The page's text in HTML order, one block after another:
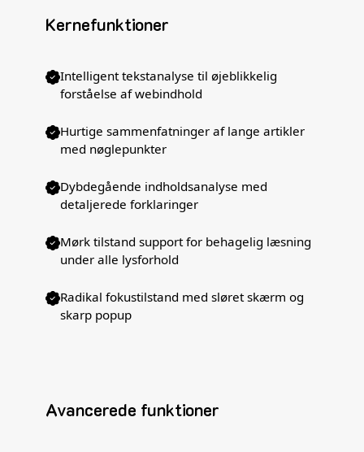
Kernefunktioner
Intelligent tekstanalyse til øjeblikkelig
forståelse af webindhold
Hurtige sammenfatninger af lange artikler
med nøglepunkter
Dybdegående indholdsanalyse med
detaljerede forklaringer
Mørk tilstand support for behagelig læsning
under alle lysforhold
Radikal fokustilstand med sløret skærm og
skarp popup
Avancerede funktioner